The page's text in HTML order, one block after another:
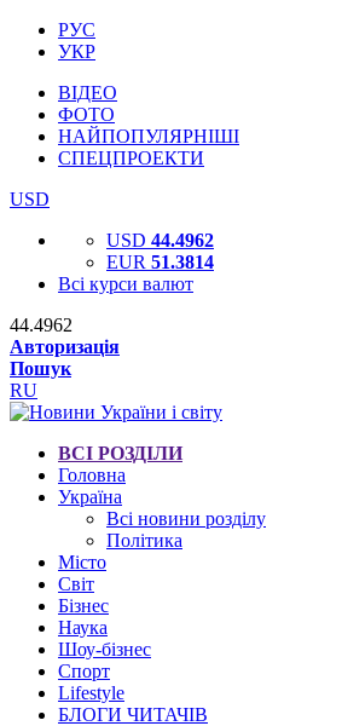
РУС
УКР
ВІДЕО
ФОТО
НАЙПОПУЛЯРНІШІ
СПЕЦПРОЕКТИ
USD
USD 44.4962
EUR 51.3814
Всі курси валют
44.4962
Авторизація
Пошук
RU
ВСІ РОЗДІЛИ
Головна
Україна
Всі новини розділу
Політика
Місто
Світ
Бізнес
Наука
Шоу-бізнес
Спорт
Lifestyle
БЛОГИ ЧИТАЧІВ